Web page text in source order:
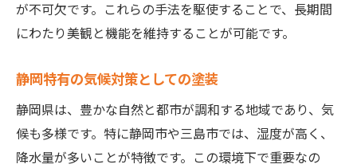
が不可欠です。これらの手法を駆使することで、長期間
にわたり美観と機能を維持することが可能です。
静岡特有の気候対策としての塗装
静岡県は、豊かな自然と都市が調和する地域であり、気
候も多様です。特に静岡市や三島市では、湿度が高く、
降水量が多いことが特徴です。この環境下で重要なの